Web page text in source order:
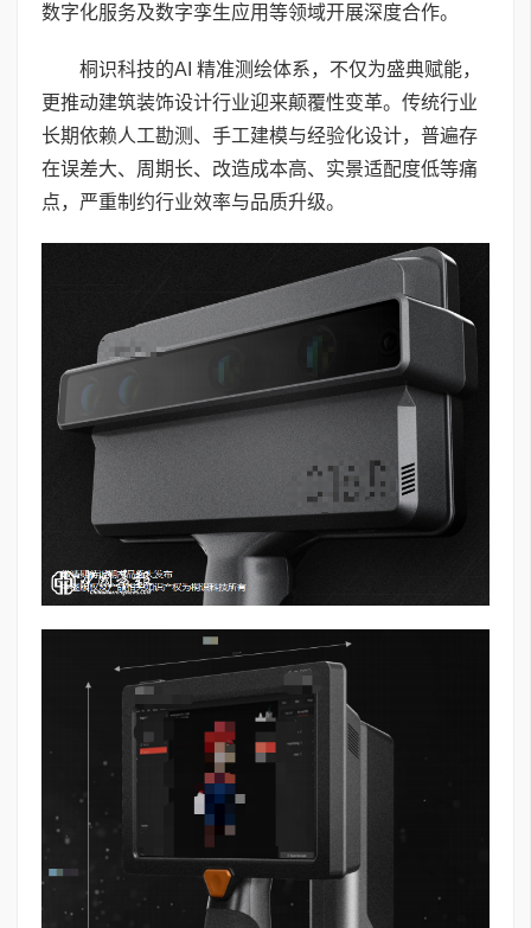
数字化服务及数字孪生应用等领域开展深度合作。
桐识科技的AI 精准测绘体系，不仅为盛典赋能，
更推动建筑装饰设计行业迎来颠覆性变革。传统行业
长期依赖人工勘测、手工建模与经验化设计，普遍存
在误差大、周期长、改造成本高、实景适配度低等痛
点，严重制约行业效率与品质升级。